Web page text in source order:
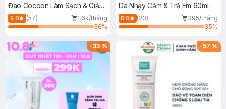
Đao Cocoon Làm Sạch & Giảm
Dầu 500ml
5.0 (57)
1.6k/tháng
36%
Da Nhạy Cảm & Trẻ Em 60ml
(Mới)
5.0 (23)
395/tháng
35%
-33% -57 %